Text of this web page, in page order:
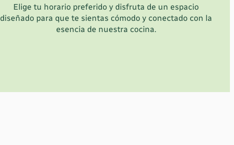
Elige tu horario preferido y disfruta de un espacio
diseñado para que te sientas cómodo y conectado con la
esencia de nuestra cocina.